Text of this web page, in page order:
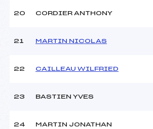
20 CORDIER ANTHONY
21 MARTIN NICOLAS
22 CAILLEAU WILFRIED
23 BASTIEN YVES
24 MARTIN JONATHAN